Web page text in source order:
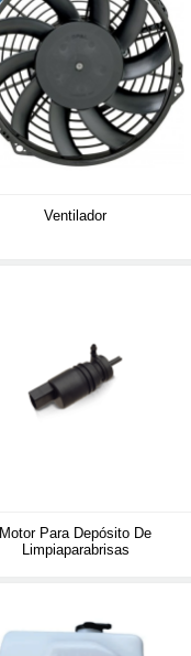
Ventilador
Motor Para Depósito De
Limpiaparabrisas